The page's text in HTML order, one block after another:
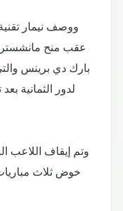
ووصف نيمار
عقب منح مانشستر
بارك دي برينس
لدور الثمانية
وتم إيقاف اللاعب
خوض ثلاث